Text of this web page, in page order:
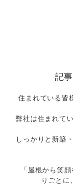
住まれている皆
弊社は住まれて
しっかりと新築
「屋根から笑顔
りごとに